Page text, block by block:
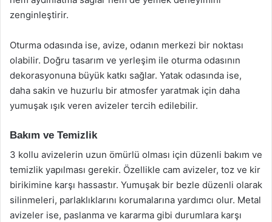
zenginleştirir.
Oturma odasında ise, avize, odanın merkezi bir noktası
olabilir. Doğru tasarım ve yerleşim ile oturma odasının
dekorasyonuna büyük katkı sağlar. Yatak odasında ise,
daha sakin ve huzurlu bir atmosfer yaratmak için daha
yumuşak ışık veren avizeler tercih edilebilir.
Bakım ve Temizlik
3 kollu avizelerin uzun ömürlü olması için düzenli bakım ve
temizlik yapılması gerekir. Özellikle cam avizeler, toz ve kir
birikimine karşı hassastır. Yumuşak bir bezle düzenli olarak
silinmeleri, parlaklıklarını korumalarına yardımcı olur. Metal
avizeler ise, paslanma ve kararma gibi durumlara karşı